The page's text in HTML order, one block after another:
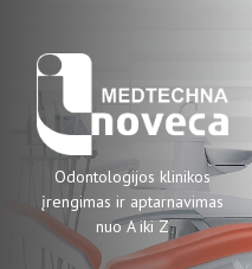
Odontologijos klinikos
įrengimas ir aptarnavimas
nuo A iki Z